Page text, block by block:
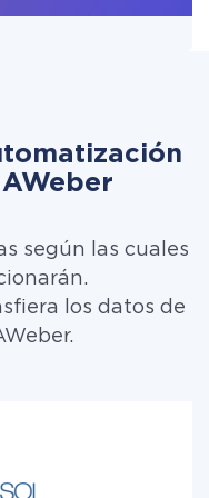
según las cuales
los datos de